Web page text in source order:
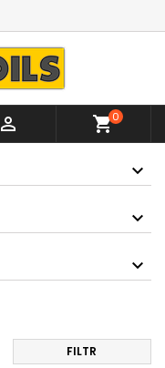
 shopping_cart0
FILTR